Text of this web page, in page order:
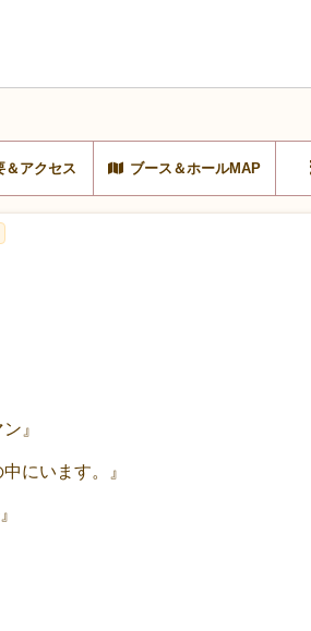
＆アクセス ブース＆ホールMAP
』
にいます。』